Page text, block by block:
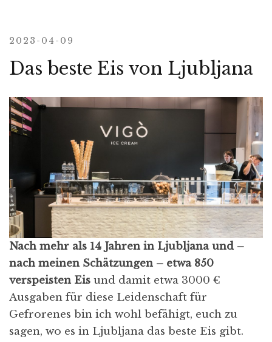
2023-04-09
Das beste Eis von Ljubljana
Nach mehr als 14 Jahren in Ljubljana und –
nach meinen Schätzungen – etwa 850
verspeisten Eis und damit etwa 3000 €
Ausgaben für diese Leidenschaft für
Gefrorenes bin ich wohl befähigt, euch zu
sagen, wo es in Ljubljana das beste Eis gibt.